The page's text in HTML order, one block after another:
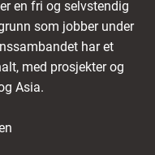
en fri og selvstendig
som jobber under
har et
med prosjekter og
Asia.